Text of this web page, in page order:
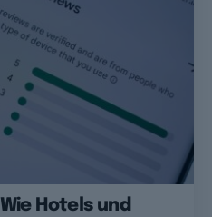
Hotels und